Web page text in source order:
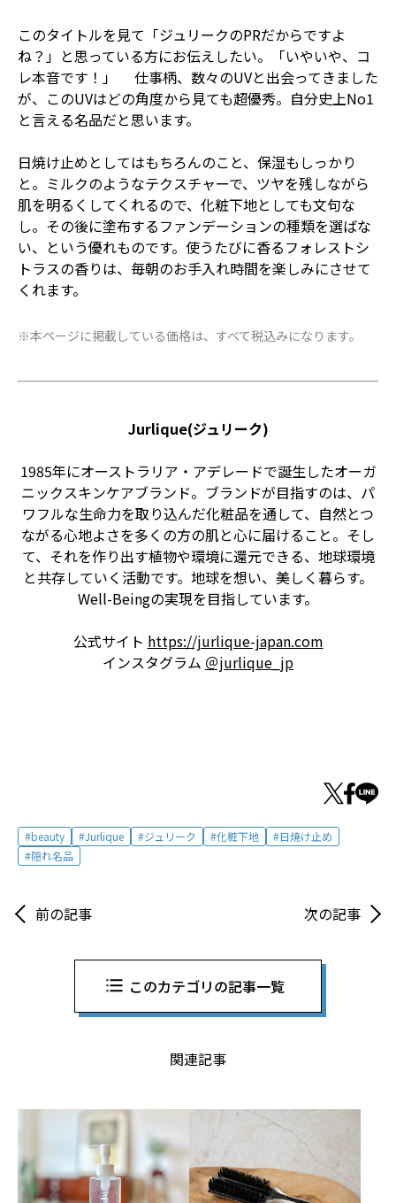
このタイトルを見て「ジュリークのPRだからですよ
ね？」と思っている方にお伝えしたい。「いやいや、コ
レ本音です！」 仕事柄、数々のUVと出会ってきました
が、このUVはどの角度から見ても超優秀。自分史上No1
と言える名品だと思います。
日焼け止めとしてはもちろんのこと、保湿もしっかり
と。ミルクのようなテクスチャーで、ツヤを残しながら
肌を明るくしてくれるので、化粧下地としても文句な
し。その後に塗布するファンデーションの種類を選ばな
い、という優れものです。使うたびに香るフォレストシ
トラスの香りは、毎朝のお手入れ時間を楽しみにさせて
くれます。
※本ページに掲載している価格は、すべて税込みになります。
Jurlique(ジュリーク)
1985年にオーストラリア・アデレードで誕生したオーガ
ニックスキンケアブランド。ブランドが目指すのは、パ
ワフルな生命力を取り込んだ化粧品を通して、自然とつ
ながる心地よさを多くの方の肌と心に届けること。そし
て、それを作り出す植物や環境に還元できる、地球環境
と共存していく活動です。地球を想い、美しく暮らす。
Well-Beingの実現を目指しています。
公式サイト https://jurlique-japan.com
インスタグラム ＠jurlique_jp
beauty Jurlique ジュリーク 化粧下地
日焼け止め
隠れ名品
前の記事 次の記事
このカテゴリの記事一覧
関連記事